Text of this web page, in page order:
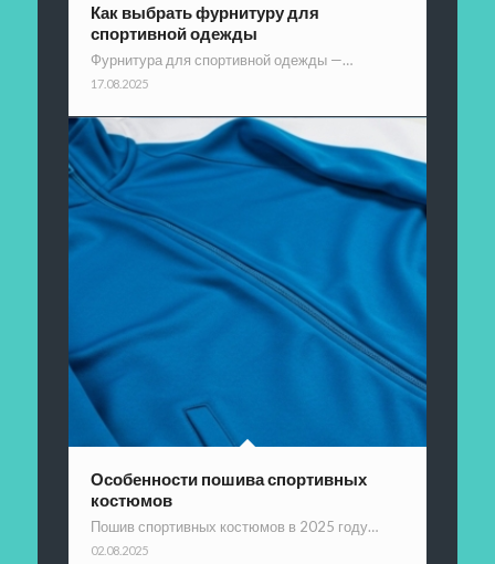
Как выбрать фурнитуру для
спортивной одежды
Фурнитура для спортивной одежды —…
17.08.2025
Особенности пошива спортивных
костюмов
Пошив спортивных костюмов в 2025 году…
02.08.2025